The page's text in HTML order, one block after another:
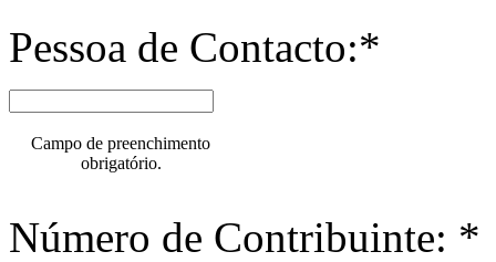
Pessoa de Contacto:*
Campo de preenchimento
obrigatório.
Número de Contribuinte: *